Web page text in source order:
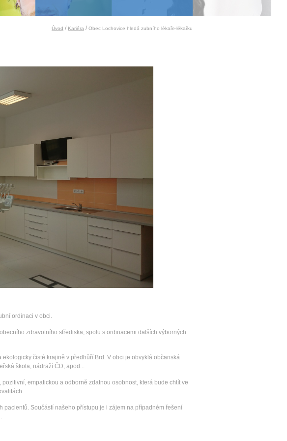
Úvod / Kariéra / Obec Lochovice hledá zubního lékaře-lékařku
ordinaci v obci.
zdravotního střediska, spolu s ordinacemi dalších výborných
čisté krajině v předhůří Brd. V obci je obvyklá občanská
škola, nádraží ČD, apod...
empatickou a odborně zdatnou osobnost, která bude chtít ve
Součástí našeho přístupu je i zájem na případném řešení